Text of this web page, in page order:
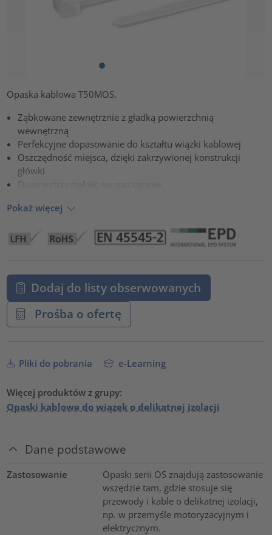
Opaska kablowa T50MOS.
Ząbkowane zewnętrznie z gładką powierzchnią
wewnętrzną
Perfekcyjne dopasowanie do kształtu wiązki kablowej
Oszczędność miejsca, dzięki zakrzywionej konstrukcji
główki
Pokaż więcej
Dodaj do listy obserwowanych
Prośba o ofertę
Pliki do pobrania e-Learning
Więcej produktów z grupy:
Opaski kablowe do wiązek o delikatnej izolacji
Dane podstawowe
Zastosowanie
Opaski serii OS znajdują zastosowanie
wszędzie tam, gdzie stosuje się
przewody i kable o delikatnej izolacji,
np. w przemyśle motoryzacyjnym i
elektrycznym.